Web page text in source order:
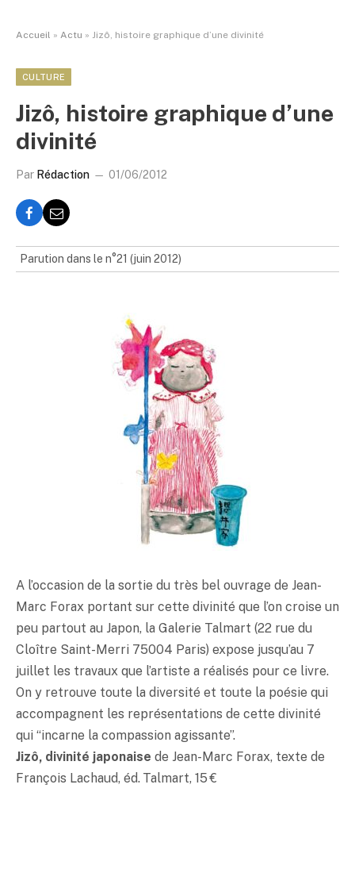
Accueil » Actu » Jizô, histoire graphique d’une divinité
CULTURE
Jizô, histoire graphique d’une
divinité
Par Rédaction 01/06/2012
Parution dans le n°21 (juin 2012)
A l’occasion de la sortie du très bel ouvrage de Jean-
Marc Forax portant sur cette divinité que l’on croise un
peu partout au Japon, la Galerie Talmart (22 rue du
Cloître Saint-Merri 75004 Paris) expose jusqu’au 7
juillet les travaux que l’artiste a réalisés pour ce livre.
On y retrouve toute la diversité et toute la poésie qui
accompagnent les représentations de cette divinité
qui “incarne la compassion agissante”.
Jizô, divinité japonaise de Jean-Marc Forax, texte de
François Lachaud, éd. Talmart, 15 €